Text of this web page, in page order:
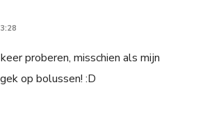
proberen, misschien als mijn
op bolussen! :D